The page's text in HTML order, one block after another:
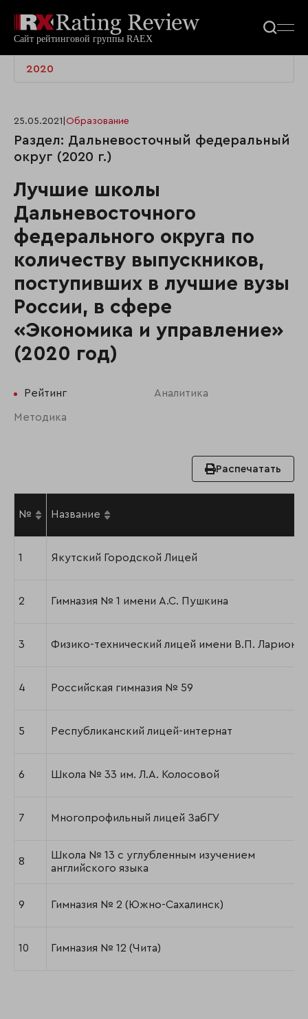
2020
25.05.2021 Образование
Раздел: Дальневосточный федеральный
округ (2020 г.)
Лучшие школы
Дальневосточного
федерального округа по
количеству выпускников,
поступивших в лучшие вузы
России, в сфере
«Экономика и управление»
(2020 год)
Рейтинг Аналитика
Методика
Распечатать
№ Название
1 Якутский Городской Лицей
2 Гимназия № 1 имени А.С. Пушкина
3 Физико-технический лицей имени В.П.
4 Российская гимназия № 59
5 Республиканский лицей-интернат
6 Школа № 33 им. Л.А. Колосовой
7 Многопрофильный лицей ЗабГУ
8
Школа № 13 с углубленным изучением
английского языка
9 Гимназия № 2 (Южно-Сахалинск)
10 Гимназия № 12 (Чита)